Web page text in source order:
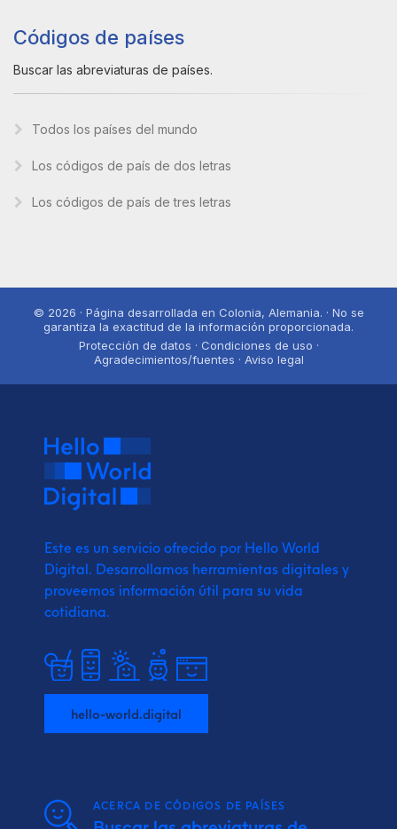
Códigos de países
Buscar las abreviaturas de países.
Todos los países del mundo
Los códigos de país de dos letras
Los códigos de país de tres letras
© 2026 · Página desarrollada en Colonia, Alemania. · No se
garantiza la exactitud de la información proporcionada.
Protección de datos · Condiciones de uso ·
Agradecimientos/fuentes · Aviso legal
Este es un servicio ofrecido por Hello World
Digital. Desarrollamos herramientas digitales y
proveemos información útil para su vida
cotidiana.
hello-world.digital
ACERCA DE CÓDIGOS DE PAÍSES